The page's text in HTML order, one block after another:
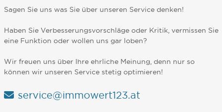
Sagen Sie uns was Sie über unseren Service denken!
Haben Sie Verbesserungsvorschläge oder Kritik, vermissen Sie
eine Funktion oder wollen uns gar loben?
Wir freuen uns über Ihre ehrliche Meinung, denn nur so
können wir unseren Service stetig optimieren!
service@immowert123.at